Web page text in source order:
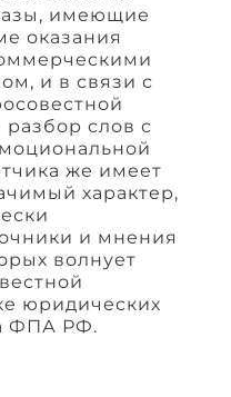
имеющие
оказания
и в связи с
разбор слов с
же имеет
характер,
и мнения
волнует
юридических
ФПА РФ.